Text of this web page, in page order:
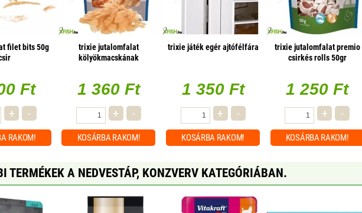
filet bits 50g
Ft
+ -
RAKOM!
trixie jutalomfalat
kölyökmacskának
1 360 Ft
+ -
KOSÁRBA RAKOM!
trixie játék egér ajtófélfára
1 350 Ft
+ -
KOSÁRBA RAKOM!
trixie jutalomfalat premio
csirkés rolls 50gr
1 250 Ft
+ -
KOSÁRBA RAKOM!
TERMÉKEK A NEDVESTÁP, KONZVERV KATEGÓRIÁBAN.